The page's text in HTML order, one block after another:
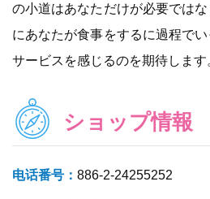
の小道はあなただけが必要では
にあなたが食事をするに過程で
サービスを感じるのを期待します
ショップ情報
电话番号： 886-2-24255252